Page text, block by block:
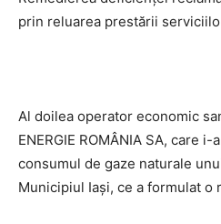
prin reluarea prestării
Al doilea operator economic
ENERGIE ROMÂNIA SA, care
consumul de gaze naturale
Municipiul Iaşi, ce a formulat o